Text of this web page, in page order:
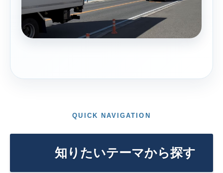
QUICK NAVIGATION
知りたいテーマから探す